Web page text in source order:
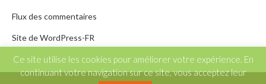
Flux des commentaires
Site de WordPress-FR
Ce site utilise les cookies pour améliorer votre expérience. En
continuant votre navigation sur ce site, vous acceptez leur